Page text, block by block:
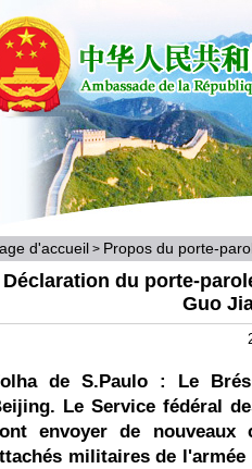
d'accueil > Propos du porte-
Déclaration du porte-
Guo
de S.Paulo : Le
Le Service fédéral
envoyer de nouveaux
militaires de